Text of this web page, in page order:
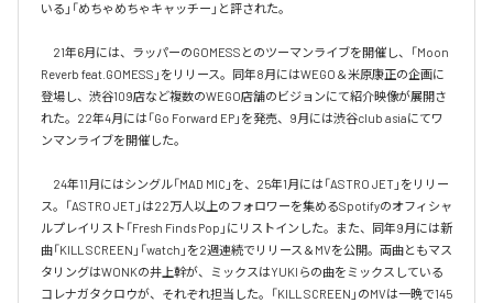
いる」「めちゃめちゃキャッチー」と評された。
21年6月には、ラッパーのGOMESSとのツーマンライブを開催し、「Moon
Reverb feat.GOMESS」をリリース。同年8月にはWEGO＆米原康正の企画に
登場し、渋谷109店など複数のWEGO店舗のビジョンにて紹介映像が展開さ
れた。22年4月には「Go Forward EP」を発売、9月には渋谷club asiaにてワ
ンマンライブを開催した。
24年11月にはシングル「MAD MIC」を、25年1月には「ASTRO JET」をリリー
ス。「ASTRO JET」は22万人以上のフォロワーを集めるSpotifyのオフィシャ
ルプレイリスト「Fresh Finds Pop」にリストインした。また、同年9月には新
曲「KILL SCREEN」「watch」を2週連続でリリース＆MVを公開。両曲ともマス
タリングはWONKの井上幹が、ミックスはYUKIらの曲をミックスしている
コレナガタクロウが、それぞれ担当した。「KILL SCREEN」のMVは一晩で145